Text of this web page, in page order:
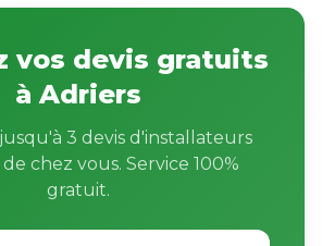
vos devis gratuits
à Adriers
3 devis d'installateurs
chez vous. Service 100%
gratuit.